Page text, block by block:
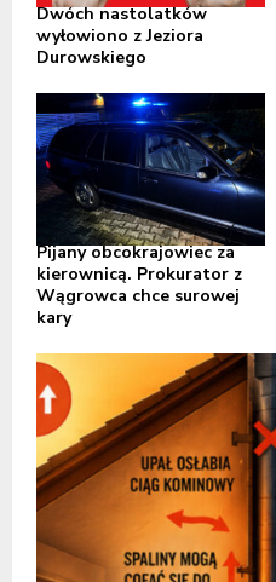
Dwóch nastolatków
wyłowiono z Jeziora
Durowskiego
Pijany obcokrajowiec za
kierownicą. Prokurator z
Wągrowca chce surowej
kary